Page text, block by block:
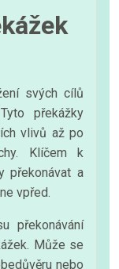
svých cílů
překážky
vlivů až po
Klíčem k
překonávat a
vpřed.
překonávání
Může se
nebo